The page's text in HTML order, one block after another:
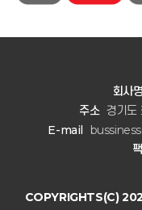
회사
주소 경기도
E-mail
COPYRIGHTS(C)